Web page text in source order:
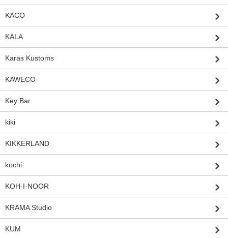
KACO
KALA
Karas Kustoms
KAWECO
Key Bar
kiki
KIKKERLAND
kochi
KOH-I-NOOR
KRAMA Studio
KUM